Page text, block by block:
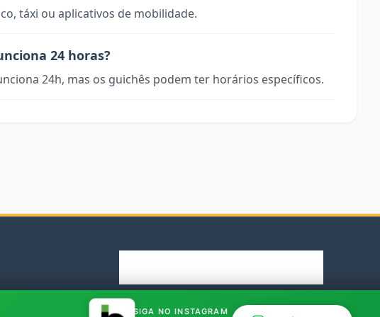
táxi ou aplicativos de mobilidade.
24 horas?
24h, mas os guichês podem ter horários específicos.
© 2026 Rodoviaria.de. Parceiro oficial Bus.com.br
SIGA NO INSTAGRAM